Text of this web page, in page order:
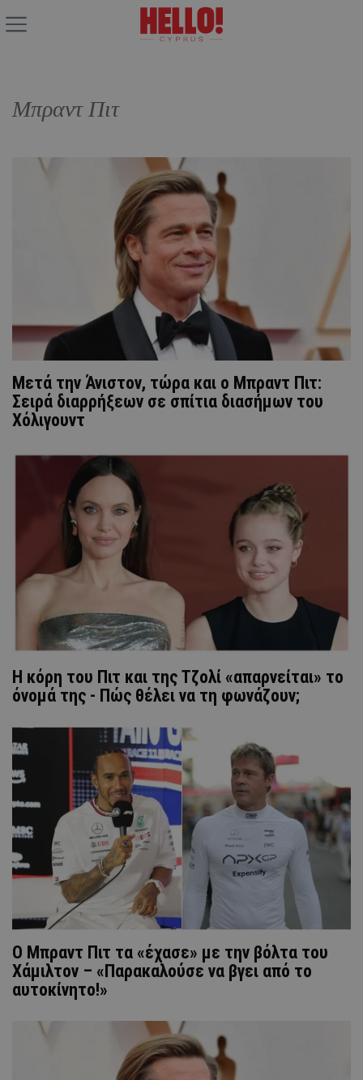
Μπραντ Πιτ
Μετά την Άνιστον, τώρα και ο Μπραντ Πιτ:
Σειρά διαρρήξεων σε σπίτια διασήμων του
Χόλιγουντ
Η κόρη του Πιτ και της Τζολί «απαρνείται» το
όνομά της - Πώς θέλει να τη φωνάζουν;
Ο Μπραντ Πιτ τα «έχασε» με την βόλτα του
Χάμιλτον – «Παρακαλούσε να βγει από το
αυτοκίνητο!»